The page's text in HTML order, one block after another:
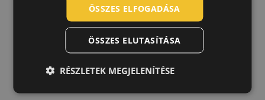
GERMAN
ÖSSZES ELFOGADÁSA
ÖSSZES ELUTASÍTÁSA
RÉSZLETEK MEGJELENÍTÉSE